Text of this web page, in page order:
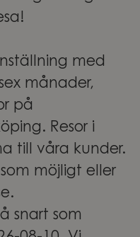
med
månader,
på
Resor i
till våra kunder.
möjligt eller
snart som